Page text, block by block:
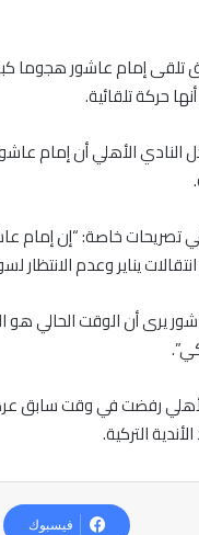
إمام عاشور هجوما
حركة تلقائية.
النادي الأهلي أن إمام
تصريحات خاصة: “إن إمام
يناير وعدم الانتظار
يرى أن الوقت الحالي هو
رفضت في وقت سابق
التركية.
فيسبوك